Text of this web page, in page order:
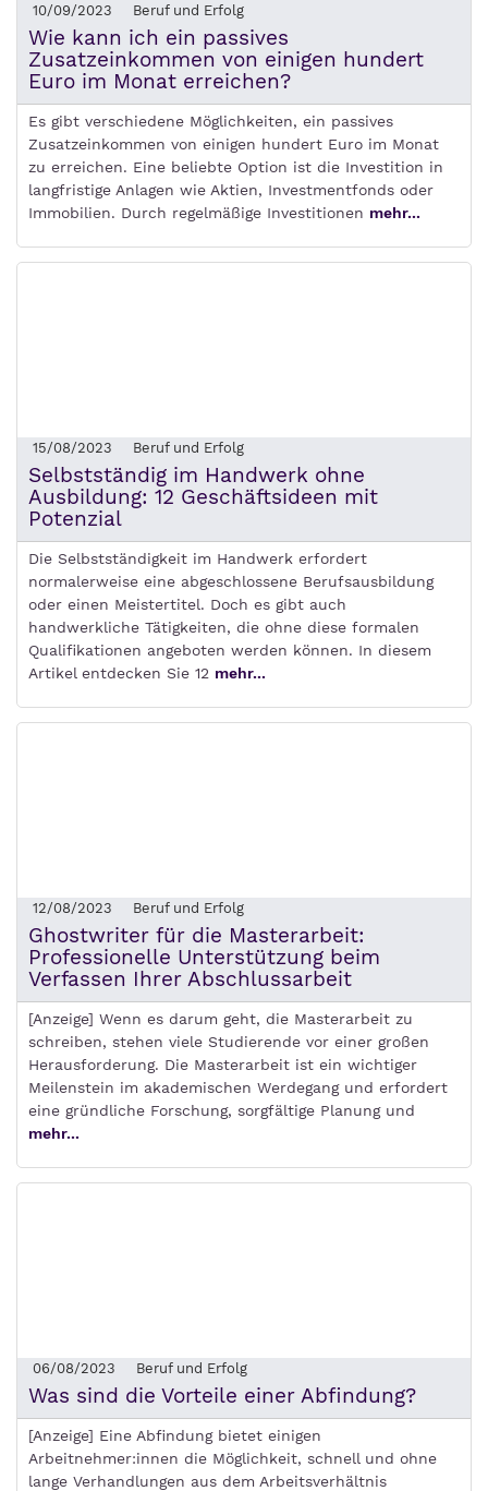
10/09/2023 Beruf und Erfolg
Wie kann ich ein passives
Zusatzeinkommen von einigen hundert
Euro im Monat erreichen?
Es gibt verschiedene Möglichkeiten, ein passives
Zusatzeinkommen von einigen hundert Euro im Monat
zu erreichen. Eine beliebte Option ist die Investition in
langfristige Anlagen wie Aktien, Investmentfonds oder
Immobilien. Durch regelmäßige Investitionen mehr...
15/08/2023 Beruf und Erfolg
Selbstständig im Handwerk ohne
Ausbildung: 12 Geschäftsideen mit
Potenzial
Die Selbstständigkeit im Handwerk erfordert
normalerweise eine abgeschlossene Berufsausbildung
oder einen Meistertitel. Doch es gibt auch
handwerkliche Tätigkeiten, die ohne diese formalen
Qualifikationen angeboten werden können. In diesem
Artikel entdecken Sie 12 mehr...
12/08/2023 Beruf und Erfolg
Ghostwriter für die Masterarbeit:
Professionelle Unterstützung beim
Verfassen Ihrer Abschlussarbeit
[Anzeige] Wenn es darum geht, die Masterarbeit zu
schreiben, stehen viele Studierende vor einer großen
Herausforderung. Die Masterarbeit ist ein wichtiger
Meilenstein im akademischen Werdegang und erfordert
eine gründliche Forschung, sorgfältige Planung und
mehr...
06/08/2023 Beruf und Erfolg
Was sind die Vorteile einer Abfindung?
[Anzeige] Eine Abfindung bietet einigen
Arbeitnehmer:innen die Möglichkeit, schnell und ohne
lange Verhandlungen aus dem Arbeitsverhältnis